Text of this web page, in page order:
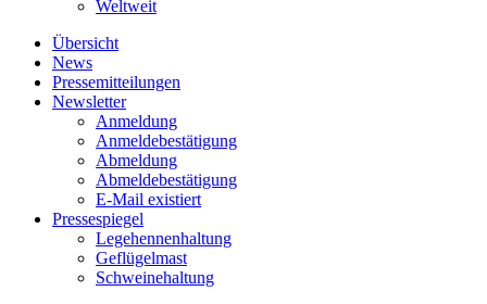
Weltweit
Übersicht
News
Pressemitteilungen
Newsletter
Anmeldung
Anmeldebestätigung
Abmeldung
Abmeldebestätigung
E-Mail existiert
Pressespiegel
Legehennenhaltung
Geflügelmast
Schweinehaltung